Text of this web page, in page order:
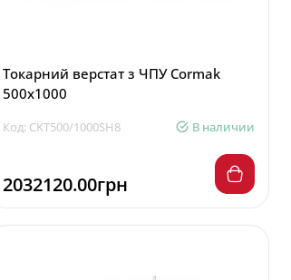
Токарний верстат з ЧПУ Cormak
500x1000
Код: CKT500/1000SH8 В наличии
2032120.00грн